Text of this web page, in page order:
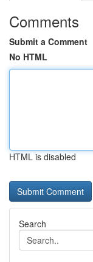
Comments
Submit a Comment
No HTML
HTML is disabled
Search